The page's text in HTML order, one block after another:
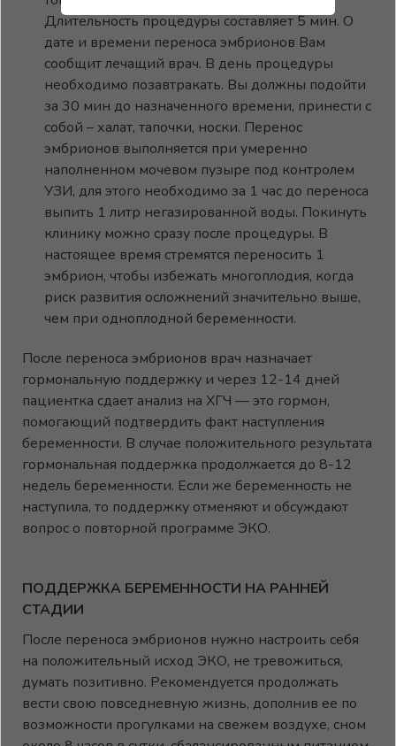
Длительность процедуры составляет 5 мин. О
дате и времени переноса эмбрионов Вам
сообщит лечащий врач. В день процедуры
необходимо позавтракать. Вы должны подойти
за 30 мин до назначенного времени, принести с
собой – халат, тапочки, носки. Перенос
эмбрионов выполняется при умеренно
наполненном мочевом пузыре под контролем
УЗИ, для этого необходимо за 1 час до переноса
выпить 1 литр негазированной воды. Покинуть
клинику можно сразу после процедуры. В
настоящее время стремятся переносить 1
эмбрион, чтобы избежать многоплодия, когда
риск развития осложнений значительно выше,
чем при одноплодной беременности.
После переноса эмбрионов врач назначает
гормональную поддержку и через 12-14 дней
пациентка сдает анализ на ХГЧ — это гормон,
помогающий подтвердить факт наступления
беременности. В случае положительного результата
гормональная поддержка продолжается до 8-12
недель беременности. Если же беременность не
наступила, то поддержку отменяют и обсуждают
вопрос о повторной программе ЭКО.
ПОДДЕРЖКА БЕРЕМЕННОСТИ НА РАННЕЙ
СТАДИИ
После переноса эмбрионов нужно настроить себя
на положительный исход ЭКО, не тревожиться,
думать позитивно. Рекомендуется продолжать
вести свою повседневную жизнь, дополнив ее по
возможности прогулками на свежем воздухе, сном